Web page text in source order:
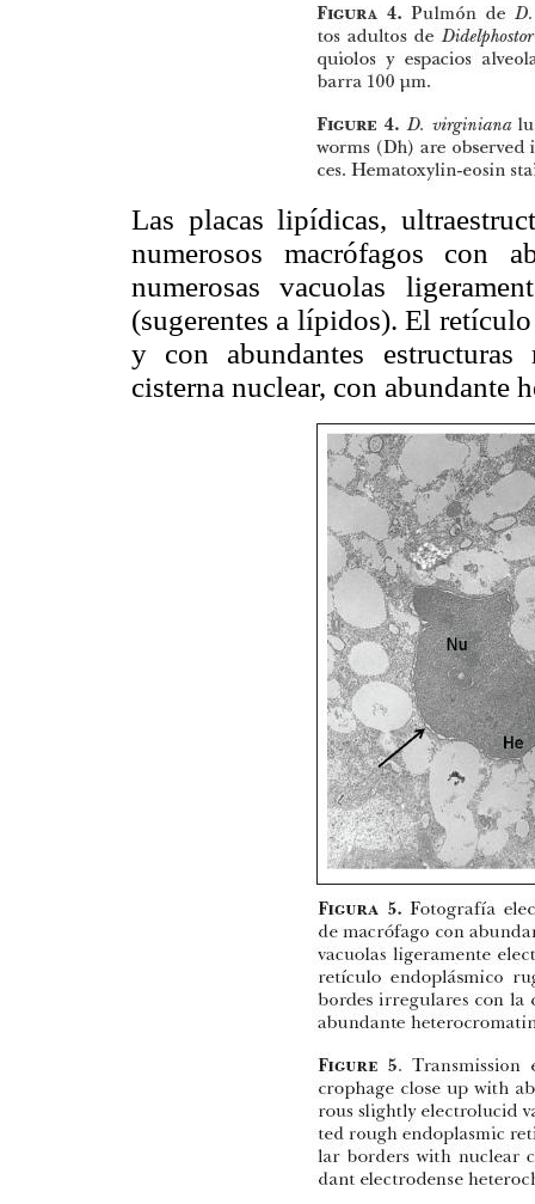
Las placas lipídicas,
numerosos macrófagos con
numerosas vacuolas
(sugerentes a lípidos). El
y con abundantes
cisterna nuclear, con abundante